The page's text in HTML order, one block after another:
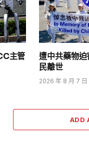
主管
遭中共藥物
民離世
2026 年 8 月 7 日
ADD